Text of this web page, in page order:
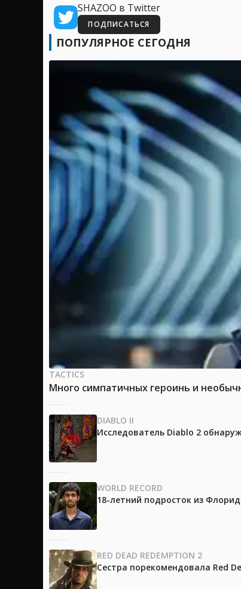
SHAZOO в Twitter
ПОДПИСАТЬСЯ
ПОПУЛЯРНОЕ СЕГОДНЯ
TACTICS
Много симпатичных героинь и
DIABLO II
Исследователь Diablo 2
WORLD RECORD
18-летний подросток из
RED DEAD REDEMPTION 2
Сестра порекомендовала Red